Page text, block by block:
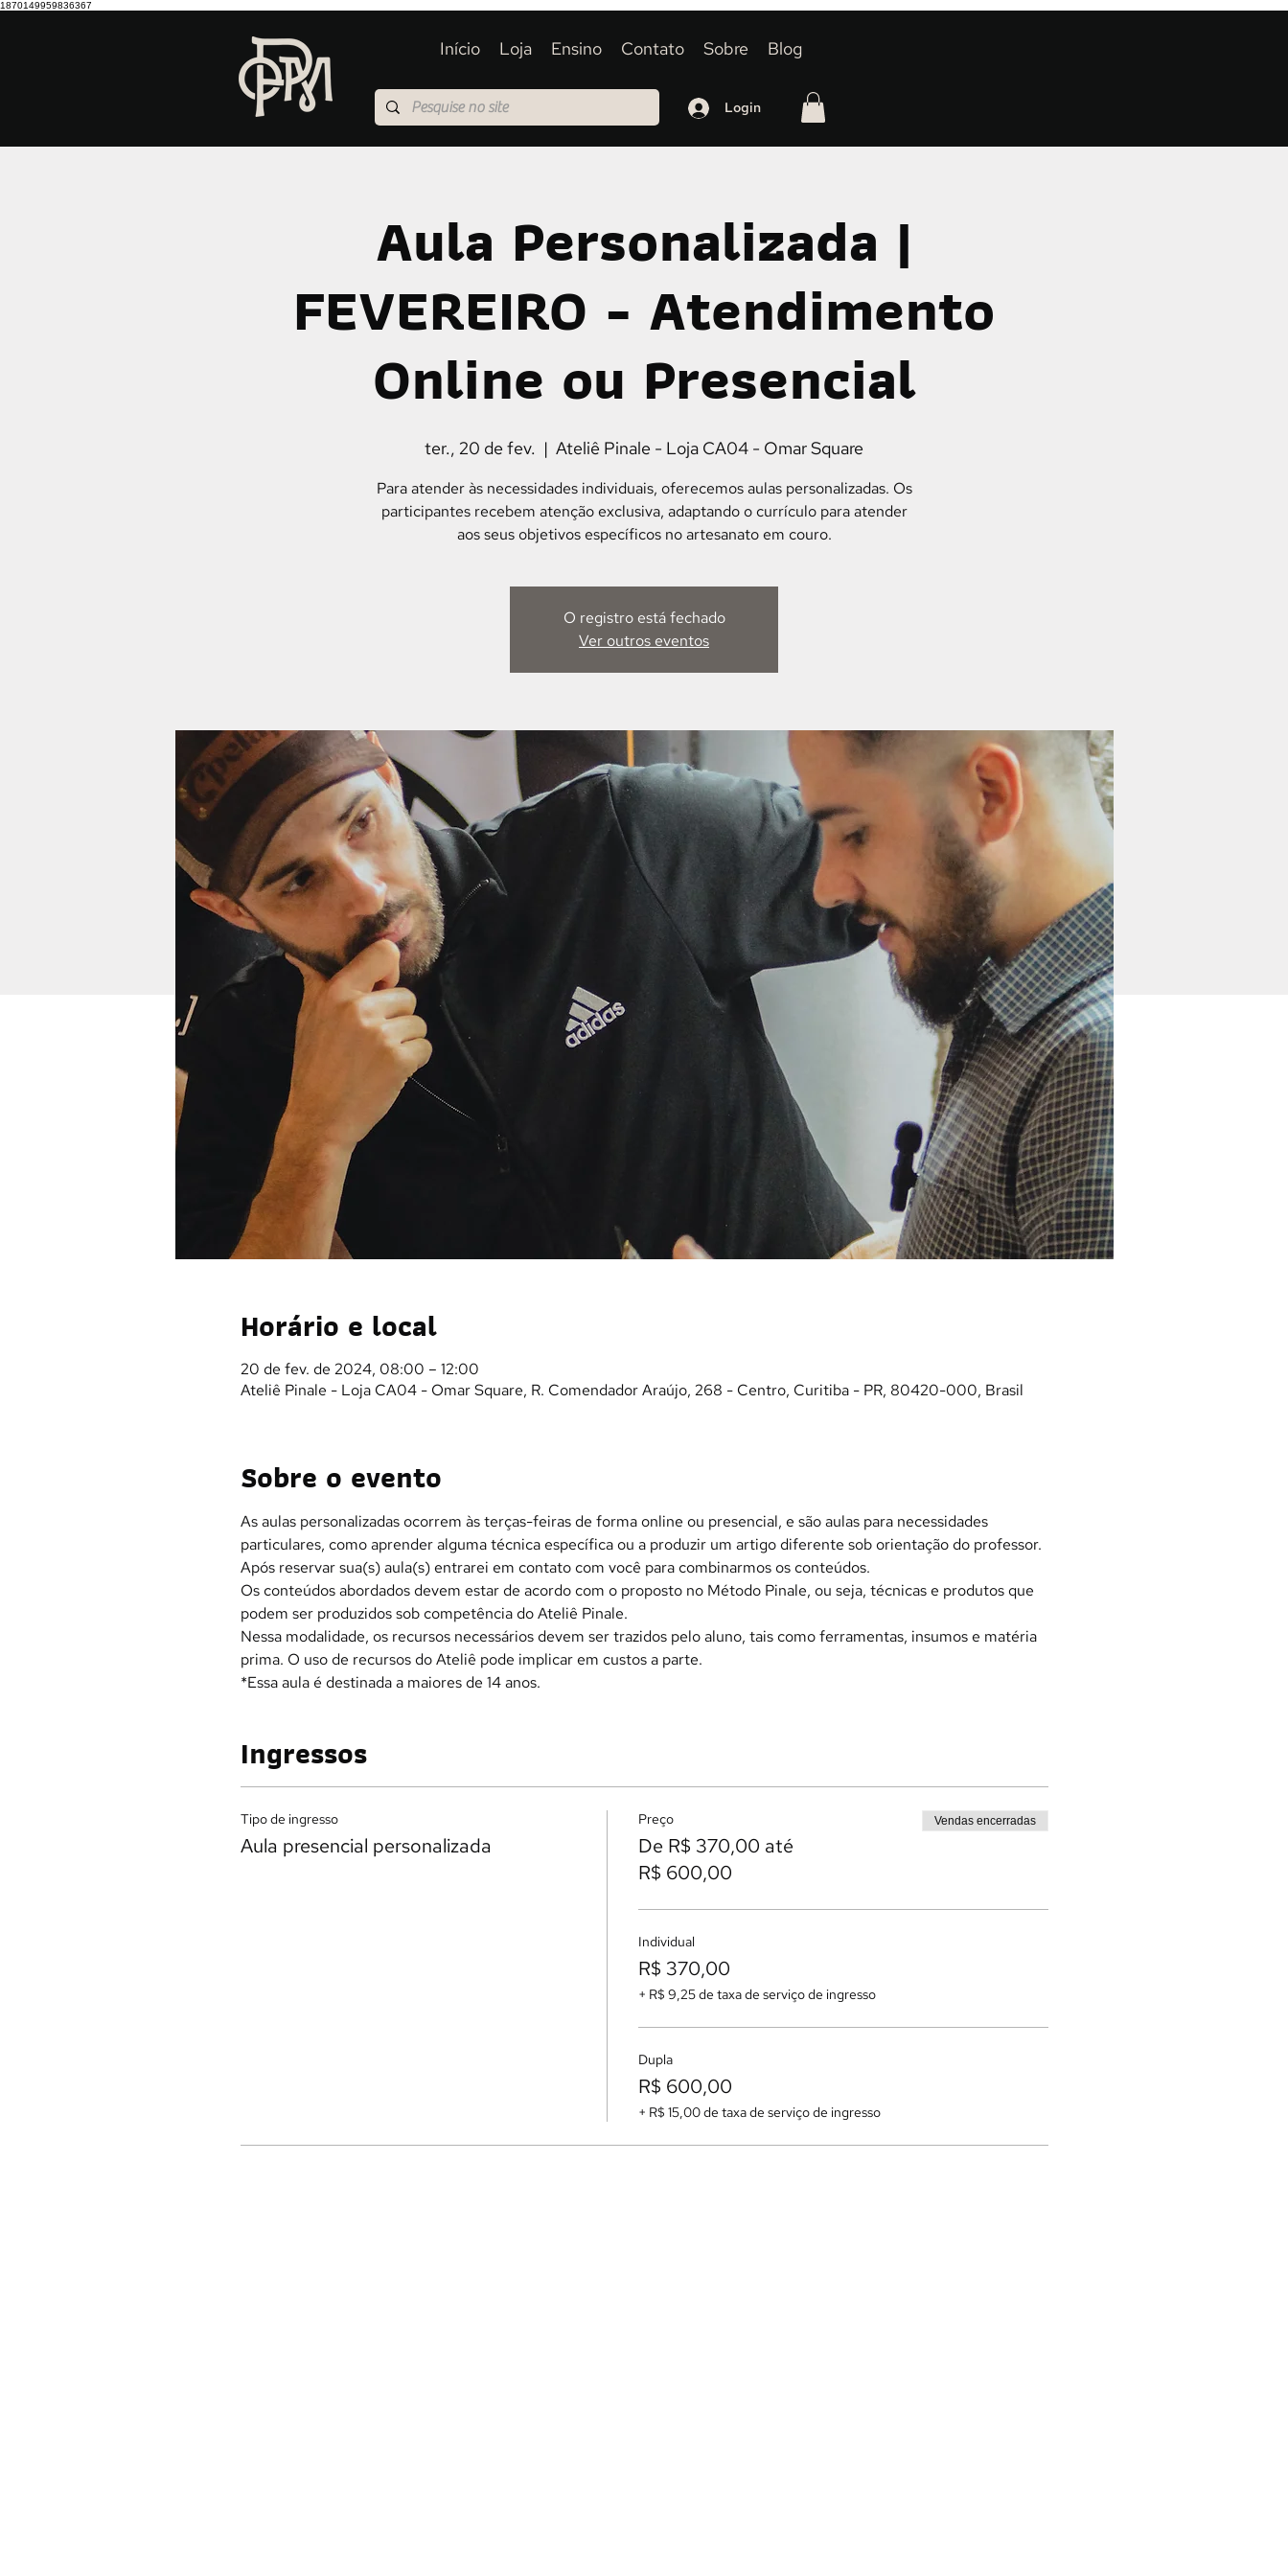
1870149959836367
Início Loja Ensino Contato Sobre Blog
Login
Aula Personalizada |
FEVEREIRO - Atendimento
Online ou Presencial
ter., 20 de fev.
  |
Ateliê Pinale - Loja CA04 - Omar Square
Para atender às necessidades individuais, oferecemos aulas personalizadas. Os
participantes recebem atenção exclusiva, adaptando o currículo para atender
aos seus objetivos específicos no artesanato em couro.
O registro está fechado
Ver outros eventos
Horário e local
20 de fev. de 2024, 08:00 – 12:00
Ateliê Pinale - Loja CA04 - Omar Square, R. Comendador Araújo, 268 - Centro, Curitiba - PR, 80420-000, Brasil
Sobre o evento
As aulas personalizadas ocorrem às terças-feiras de forma online ou presencial, e são aulas para necessidades
particulares, como aprender alguma técnica específica ou a produzir um artigo diferente sob orientação do professor.
Após reservar sua(s) aula(s) entrarei em contato com você para combinarmos os conteúdos.
Os conteúdos abordados devem estar de acordo com o proposto no Método Pinale, ou seja, técnicas e produtos que
podem ser produzidos sob competência do Ateliê Pinale.
Nessa modalidade, os recursos necessários devem ser trazidos pelo aluno, tais como ferramentas, insumos e matéria
prima. O uso de recursos do Ateliê pode implicar em custos a parte.
*Essa aula é destinada a maiores de 14 anos.
Ingressos
Tipo de ingresso
Aula presencial personalizada
Preço
De R$ 370,00 até
R$ 600,00
Vendas encerradas
Individual
R$ 370,00
+ R$ 9,25 de taxa de serviço de ingresso
Dupla
R$ 600,00
+ R$ 15,00 de taxa de serviço de ingresso